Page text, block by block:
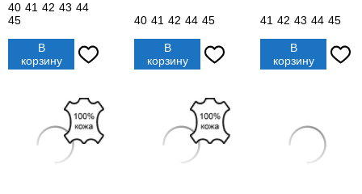
40 41 42 43 44
45
В
корзину
40 41 42 44 45
В
корзину
41 42 43 44 45
В
корзину